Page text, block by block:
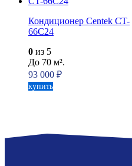
Кондиционер Centek CT-
66C24
0 из 5
До 70 м².
93 000 ₽
купить